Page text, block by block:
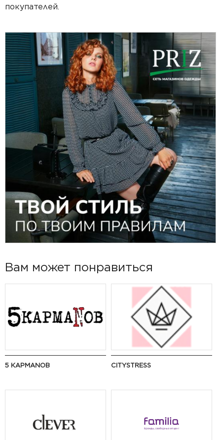
покупателей.
Вам может понравиться
5 КАРМАNОВ CITYSTRESS